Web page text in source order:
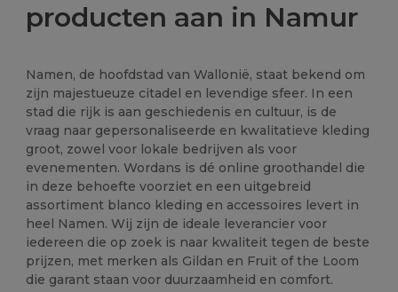
producten aan in Namur
Namen, de hoofdstad van Wallonië, staat bekend om
zijn majestueuze citadel en levendige sfeer. In een
stad die rijk is aan geschiedenis en cultuur, is de
vraag naar gepersonaliseerde en kwalitatieve kleding
groot, zowel voor lokale bedrijven als voor
evenementen. Wordans is dé online groothandel die
in deze behoefte voorziet en een uitgebreid
assortiment blanco kleding en accessoires levert in
heel Namen. Wij zijn de ideale leverancier voor
iedereen die op zoek is naar kwaliteit tegen de beste
prijzen, met merken als Gildan en Fruit of the Loom
die garant staan voor duurzaamheid en comfort.